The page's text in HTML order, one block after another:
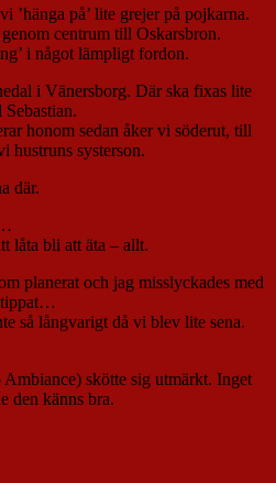
’hänga på’ lite grejer på pojkarna.
centrum till Oskarsbron.
i något lämpligt fordon.
i Vänersborg. Där ska fixas lite
honom sedan åker vi söderut, till
hustruns systerson.
där.
låta bli att äta – allt.
planerat och jag misslyckades med
så långvarigt då vi blev lite sena.
skötte sig utmärkt. Inget
den känns bra.